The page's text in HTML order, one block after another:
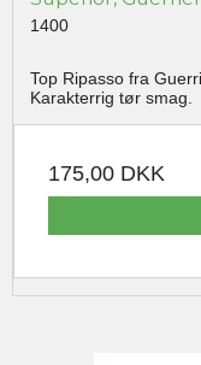
1400
Top Ripasso fra
Karakterrig tør smag.
175,00 DKK